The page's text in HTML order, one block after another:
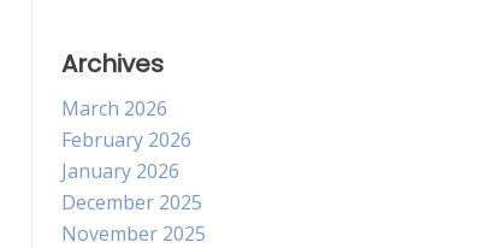
Archives
March 2026
February 2026
January 2026
December 2025
November 2025